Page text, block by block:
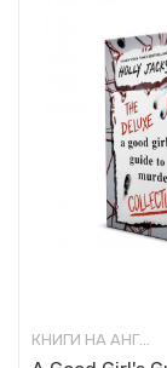
КНИГИ НА АНГЛИСКИ ЈАЗИК